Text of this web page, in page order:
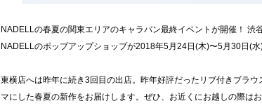
NADELLの春夏の関東エリアのキャラバン最終イベントが開催！ 渋
NADELLのポップアップショップが2018年5月24日(木)〜5月30日(水
東横店へは昨年に続き3回目の出店。昨年好評だったリブ付きブラ
マにした春夏の新作をお届けします。ぜひ、お近くにお越しの際は